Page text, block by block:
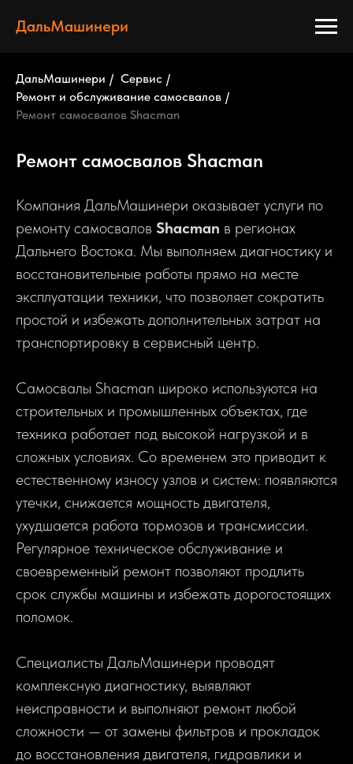
ДальМашинери
ДальМашинери / Сервис /
Ремонт и обслуживание самосвалов /
Ремонт самосвалов Shacman
Ремонт самосвалов Shacman
Компания ДальМашинери оказывает услуги по
ремонту самосвалов Shacman в регионах
Дальнего Востока. Мы выполняем диагностику и
восстановительные работы прямо на месте
эксплуатации техники, что позволяет сократить
простой и избежать дополнительных затрат на
транспортировку в сервисный центр.
Самосвалы Shacman широко используются на
строительных и промышленных объектах, где
техника работает под высокой нагрузкой и в
сложных условиях. Со временем это приводит к
естественному износу узлов и систем: появляются
утечки, снижается мощность двигателя,
ухудшается работа тормозов и трансмиссии.
Регулярное техническое обслуживание и
своевременный ремонт позволяют продлить
срок службы машины и избежать дорогостоящих
поломок.
Специалисты ДальМашинери проводят
комплексную диагностику, выявляют
неисправности и выполняют ремонт любой
сложности — от замены фильтров и прокладок
до восстановления двигателя, гидравлики и